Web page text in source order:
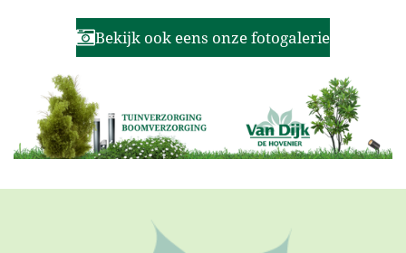
Bekijk ook eens onze fotogalerie